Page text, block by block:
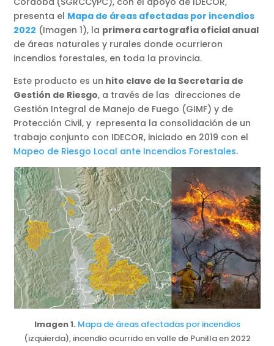
presenta el Mapa de áreas afectadas por incendios
2022 (Imagen 1), la primera cartografía oficial anual
de áreas naturales y rurales donde ocurrieron
incendios forestales, en toda la provincia.
Este producto es un hito clave de la Secretaría de
Gestión de Riesgo, a través de las direcciones de
Gestión Integral de Manejo de Fuego (GIMF) y de
Protección Civil, y representa la consolidación de un
trabajo conjunto con IDECOR, iniciado en 2019 con el
Mapeo de Riesgo Local ante Incendios Forestales.
Imagen 1. Mapa de áreas afectadas por incendios
(izquierda), incendio ocurrido en valle de Punilla en 2022